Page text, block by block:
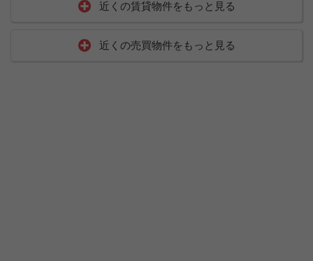
近くの賃貸物件をもっと見る
近くの売買物件をもっと見る